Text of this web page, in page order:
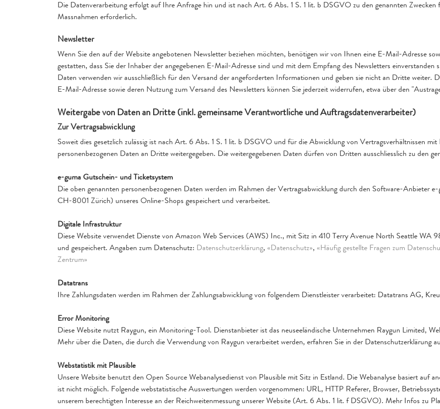
Die Datenverarbeitung erfolgt auf Ihre Anfrage hin und ist nach Art. 6 Abs. 1 S. 1 lit. b DSGVO zu den genannten Zwecken
Massnahmen erforderlich.
Newsletter
Wenn Sie den auf der Website angebotenen Newsletter beziehen möchten, benötigen wir von Ihnen eine E-Mail-Adresse
gestatten, dass Sie der Inhaber der angegebenen E-Mail-Adresse sind und mit dem Empfang des Newsletters
Daten verwenden wir ausschließlich für den Versand der angeforderten Informationen und geben sie nicht an Dritte weiter.
E-Mail-Adresse sowie deren Nutzung zum Versand des Newsletters können Sie jederzeit widerrufen, etwa über den
Weitergabe von Daten an Dritte (inkl. gemeinsame Verantwortliche und Auftragsdatenverarbeiter)
Zur Vertragsabwicklung
Soweit dies gesetzlich zulässig ist nach Art. 6 Abs. 1 S. 1 lit. b DSGVO und für die Abwicklung von Vertragsverhältnissen
personenbezogenen Daten an Dritte weitergegeben. Die weitergegebenen Daten dürfen von Dritten ausschliesslich zu den
e-guma Gutschein- und Ticketsystem
Die oben genannten personenbezogenen Daten werden im Rahmen der Vertragsabwicklung durch den Software-Anbieter
CH-8001 Zürich) unseres Online-Shops gespeichert und verarbeitet.
Digitale Infrastruktur
Diese Website verwendet Dienste von Amazon Web Services (AWS) Inc., mit Sitz in 410 Terry Avenue North Seattle WA
und gespeichert. Angaben zum Datenschutz: Datenschutzerklärung, «Datenschutz», «Häufig gestellte Fragen zum
Zentrum»
Datatrans
Ihre Zahlungsdaten werden im Rahmen der Zahlungsabwicklung von folgendem Dienstleister verarbeitet: Datatrans AG,
Error Monitoring
Diese Website nutzt Raygun, ein Monitoring-Tool. Dienstanbieter ist das neuseeländische Unternehmen Raygun Limited,
Mehr über die Daten, die durch die Verwendung von Raygun verarbeitet werden, erfahren Sie in der Datenschutzerklärung
Webstatistik mit Plausible
Unsere Website benutzt den Open Source Webanalysedienst von Plausible mit Sitz in Estland. Die Webanalyse basiert auf
ist nicht möglich. Folgende webstatistische Auswertungen werden vorgenommen: URL, HTTP Referer, Browser,
unserem berechtigten Interesse an der Reichweitenmessung unserer Website (Art. 6 Abs. 1 lit. f DSGVO). Mehr Infos zu